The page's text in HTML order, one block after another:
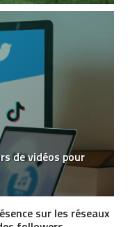
de vidéos pour
sur les réseaux